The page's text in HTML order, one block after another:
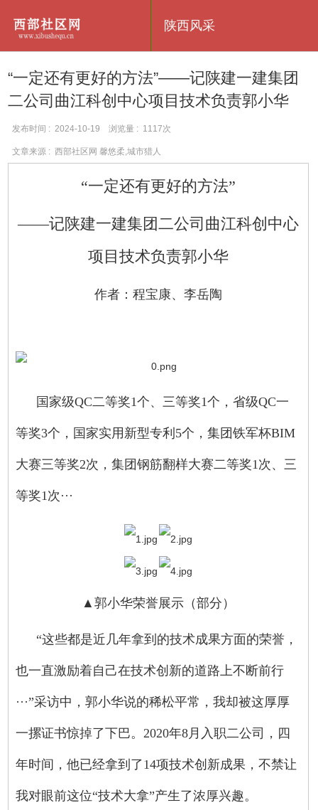
陕西风采
“一定还有更好的方法”——记陕建一建集团
二公司曲江科创中心项目技术负责郭小华
发布时间 : 2024-10-19 浏览量 : 1117次
文章来源 : 西部社区网 馨悠柔,城市猎人
“一定还有更好的方法”
——记陕建一建集团二公司曲江科创中心
项目技术负责郭小华
作者：程宝康、李岳陶
国家级QC二等奖1个、三等奖1个，省级QC一
等奖3个，国家实用新型专利5个，集团铁军杯BIM
大赛三等奖2次，集团钢筋翻样大赛二等奖1次、三
等奖1次···
▲郭小华荣誉展示（部分）
“这些都是近几年拿到的技术成果方面的荣誉，
也一直激励着自己在技术创新的道路上不断前行
···”采访中，郭小华说的稀松平常，我却被这厚厚
一摞证书惊掉了下巴。2020年8月入职二公司，四
年时间，他已经拿到了14项技术创新成果，不禁让
我对眼前这位“技术大拿”产生了浓厚兴趣。